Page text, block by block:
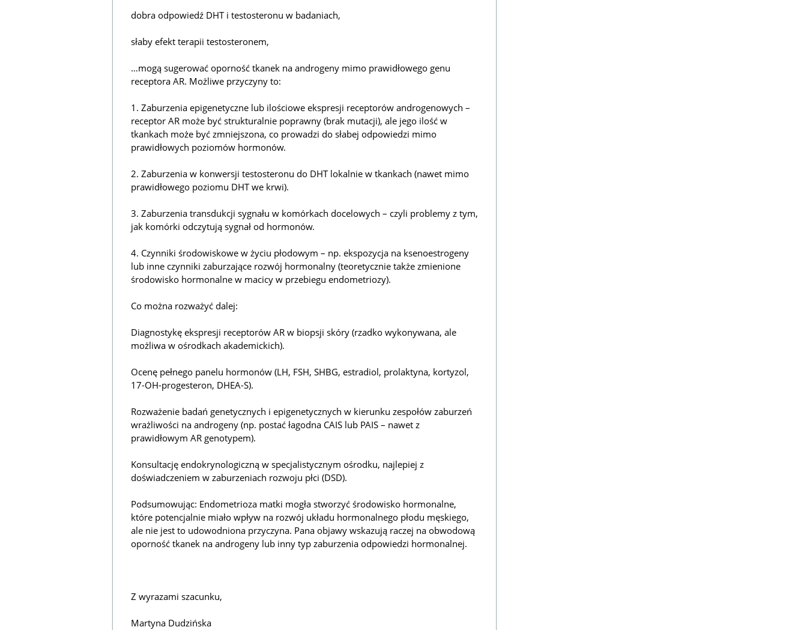
dobra odpowiedź DHT i testosteronu w badaniach,
słaby efekt terapii testosteronem,
…mogą sugerować oporność tkanek na androgeny mimo prawidłowego genu
receptora AR. Możliwe przyczyny to:
1. Zaburzenia epigenetyczne lub ilościowe ekspresji receptorów androgenowych –
receptor AR może być strukturalnie poprawny (brak mutacji), ale jego ilość w
tkankach może być zmniejszona, co prowadzi do słabej odpowiedzi mimo
prawidłowych poziomów hormonów.
2. Zaburzenia w konwersji testosteronu do DHT lokalnie w tkankach (nawet mimo
prawidłowego poziomu DHT we krwi).
3. Zaburzenia transdukcji sygnału w komórkach docelowych – czyli problemy z tym,
jak komórki odczytują sygnał od hormonów.
4. Czynniki środowiskowe w życiu płodowym – np. ekspozycja na ksenoestrogeny
lub inne czynniki zaburzające rozwój hormonalny (teoretycznie także zmienione
środowisko hormonalne w macicy w przebiegu endometriozy).
Co można rozważyć dalej:
Diagnostykę ekspresji receptorów AR w biopsji skóry (rzadko wykonywana, ale
możliwa w ośrodkach akademickich).
Ocenę pełnego panelu hormonów (LH, FSH, SHBG, estradiol, prolaktyna, kortyzol,
17-OH-progesteron, DHEA-S).
Rozważenie badań genetycznych i epigenetycznych w kierunku zespołów zaburzeń
wrażliwości na androgeny (np. postać łagodna CAIS lub PAIS – nawet z
prawidłowym AR genotypem).
Konsultację endokrynologiczną w specjalistycznym ośrodku, najlepiej z
doświadczeniem w zaburzeniach rozwoju płci (DSD).
Podsumowując: Endometrioza matki mogła stworzyć środowisko hormonalne,
które potencjalnie miało wpływ na rozwój układu hormonalnego płodu męskiego,
ale nie jest to udowodniona przyczyna. Pana objawy wskazują raczej na obwodową
oporność tkanek na androgeny lub inny typ zaburzenia odpowiedzi hormonalnej.
Z wyrazami szacunku,
Martyna Dudzińska